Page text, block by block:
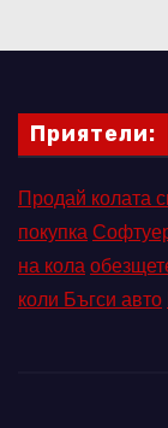
Приятели:
Продай колата
покупка
на кола
коли Бъгси авто